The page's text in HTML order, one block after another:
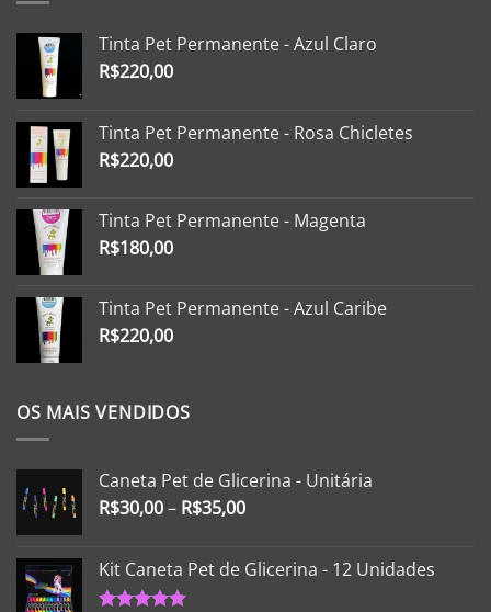
Tinta Pet Permanente - Azul Claro
R$220,00
Tinta Pet Permanente - Rosa Chicletes
R$220,00
Tinta Pet Permanente - Magenta
R$180,00
Tinta Pet Permanente - Azul Caribe
R$220,00
OS MAIS VENDIDOS
Caneta Pet de Glicerina - Unitária
R$30,00– R$35,00
Kit Caneta Pet de Glicerina - 12 Unidades